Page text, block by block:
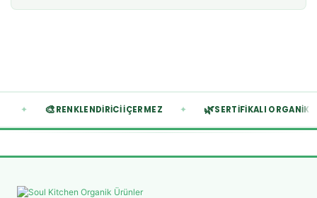
✦ 🎨RENKLENDIRICI İÇERMEZ ✦ 🌿SERTIFIKALI